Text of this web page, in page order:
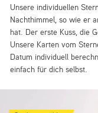
Unsere individuellen
Nachthimmel, so wie er
hat. Der erste Kuss, die
Unsere Karten vom
Datum individuell
einfach für dich selbst.